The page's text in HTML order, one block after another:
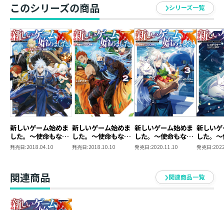
著者について
●じゃがバター
前回、某所で作者コメントの罠に……っ！
今回は何を書いても大丈夫。なぜならもう
公開しているから！
ドラマCD、本当に声優さんが豪華なんです
よ……っ！Audio Bookもグッズも楽しみ！
じゃがいもが一番うかれているぞ！
●塩部縁
5巻、ドラマCD、オーディオブックにグッズ……
めでたいことがいっぱいなので
雑貨屋開店準備中の絵にさせていただきました。
ホムラさんは大部分が隠れてしまうので
いつもの初期装備という少しレアな絵。
挿絵でも七変化みたいになっているので
このシリーズの商品 シリーズ一覧
新しいゲーム始めま
した。～使命もない
のに最強です？～
発売日:2018.04.10
新しいゲーム始めま
した。～使命もない
のに最強です？～2
発売日:2018.10.10
新しいゲーム始めま
した。～使命もない
のに最強です？～3
発売日:2020.11.10
新しい
した。
のに最
発売日:
関連商品 関連商品一覧